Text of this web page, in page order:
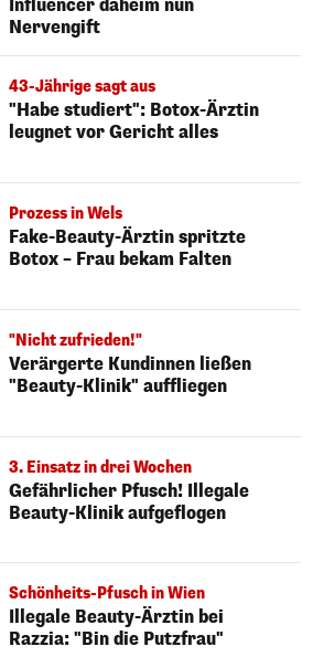
Influencer daheim nun
Nervengift
43-Jährige sagt aus
"Habe studiert": Botox-Ärztin
leugnet vor Gericht alles
Prozess in Wels
Fake-Beauty-Ärztin spritzte
Botox – Frau bekam Falten
"Nicht zufrieden!"
Verärgerte Kundinnen ließen
"Beauty-Klinik" auffliegen
3. Einsatz in drei Wochen
Gefährlicher Pfusch! Illegale
Beauty-Klinik aufgeflogen
Schönheits-Pfusch in Wien
Illegale Beauty-Ärztin bei
Razzia: "Bin die Putzfrau"